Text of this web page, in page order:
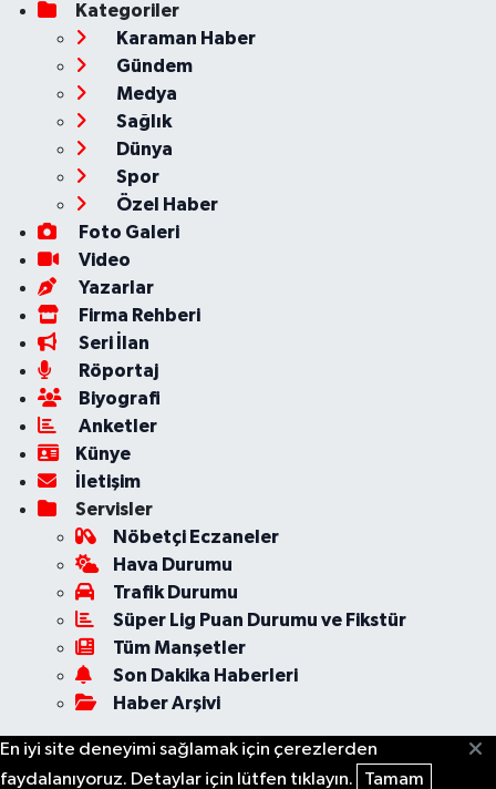
Kategoriler
Karaman Haber
Gündem
Medya
Sağlık
Dünya
Spor
Özel Haber
Foto Galeri
Video
Yazarlar
Firma Rehberi
Seri İlan
Röportaj
Biyografi
Anketler
Künye
İletişim
Servisler
Nöbetçi Eczaneler
Hava Durumu
Trafik Durumu
Süper Lig Puan Durumu ve Fikstür
Tüm Manşetler
Son Dakika Haberleri
Haber Arşivi
En iyi site deneyimi sağlamak için çerezlerden
faydalanıyoruz. Detaylar için lütfen tıklayın.
Tamam